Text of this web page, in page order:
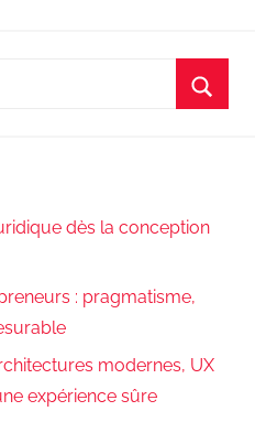
dès la conception
: pragmatisme,
modernes, UX
expérience sûre